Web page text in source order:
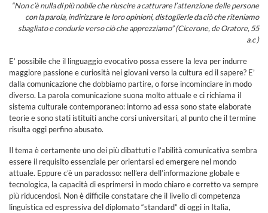
“Non c’è nulla di più nobile che riuscire a catturare l’attenzione delle persone
con la parola, indirizzare le loro opinioni, distoglierle da ciò che riteniamo
sbagliato e condurle verso ciò che apprezziamo” (Cicerone, de Oratore, 55
a.c )
E’ possibile che il linguaggio evocativo possa essere la leva per indurre
maggiore passione e curiosità nei giovani verso la cultura ed il sapere? E’
dalla comunicazione che dobbiamo partire, o forse incominciare in modo
diverso. La parola comunicazione suona molto attuale e ci richiama il
sistema culturale contemporaneo: intorno ad essa sono state elaborate
teorie e sono stati istituiti anche corsi universitari, al punto che il termine
risulta oggi perfino abusato.
Il tema è certamente uno dei più dibattuti e l’abilità comunicativa sembra
essere il requisito essenziale per orientarsi ed emergere nel mondo
attuale. Eppure c’è un paradosso: nell’era dell’informazione globale e
tecnologica, la capacità di esprimersi in modo chiaro e corretto va sempre
più riducendosi. Non è difficile constatare che il livello di competenza
linguistica ed espressiva del diplomato “standard” di oggi in Italia,